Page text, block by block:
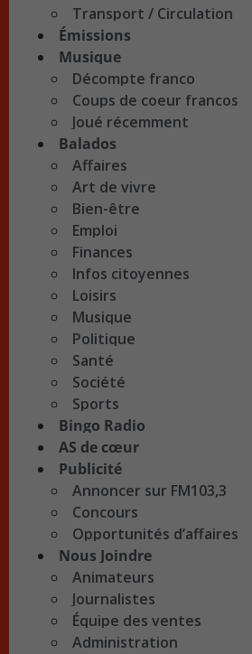
Transport / Circulation
Émissions
Musique
Décompte franco
Coups de coeur francos
Joué récemment
Balados
Affaires
Art de vivre
Bien-être
Emploi
Finances
Infos citoyennes
Loisirs
Musique
Politique
Santé
Société
Sports
Bingo Radio
AS de cœur
Publicité
Annoncer sur FM103,3
Concours
Opportunités d’affaires
Nous Joindre
Animateurs
Journalistes
Équipe des ventes
Administration